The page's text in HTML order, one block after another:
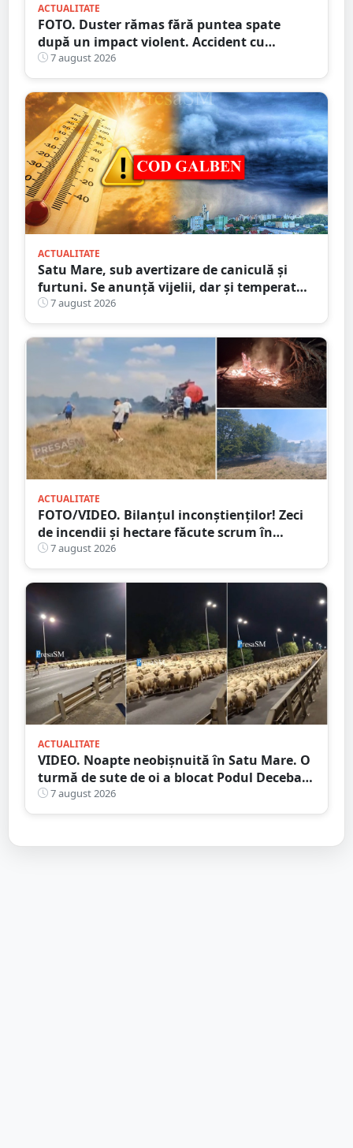
ACTUALITATE
FOTO. Duster rămas fără puntea spate
după un impact violent. Accident cu
implicarea unei mașini din Satu Mare
7 august 2026
ACTUALITATE
Satu Mare, sub avertizare de caniculă și
furtuni. Se anunță vijelii, dar și temperaturi
ridicate. Avertizarea ANM
7 august 2026
ACTUALITATE
FOTO/VIDEO. Bilanțul inconștienților! Zeci
de incendii și hectare făcute scrum în
județul Satu Mare
7 august 2026
ACTUALITATE
VIDEO. Noapte neobișnuită în Satu Mare. O
turmă de sute de oi a blocat Podul Decebal.
Gest de apreciat al ciobanului
7 august 2026